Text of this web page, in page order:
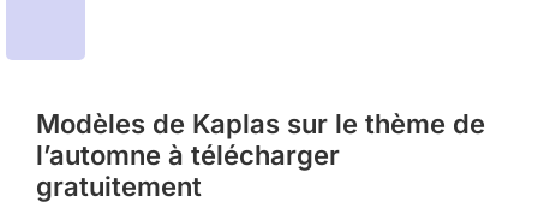
Modèles de Kaplas sur le thème de
l’automne à télécharger
gratuitement